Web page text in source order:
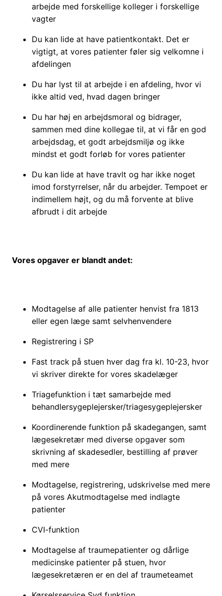
arbejde med forskellige kolleger i forskellige
vagter
Du kan lide at have patientkontakt. Det er
vigtigt, at vores patienter føler sig velkomne i
afdelingen
Du har lyst til at arbejde i en afdeling, hvor vi
ikke altid ved, hvad dagen bringer
Du har høj en arbejdsmoral og bidrager,
sammen med dine kollegae til, at vi får en god
arbejdsdag, et godt arbejdsmiljø og ikke
mindst et godt forløb for vores patienter
Du kan lide at have travlt og har ikke noget
imod forstyrrelser, når du arbejder. Tempoet er
indimellem højt, og du må forvente at blive
afbrudt i dit arbejde
Vores opgaver er blandt andet:
Modtagelse af alle patienter henvist fra 1813
eller egen læge samt selvhenvendere
Registrering i SP
Fast track på stuen hver dag fra kl. 10-23, hvor
vi skriver direkte for vores skadelæger
Triagefunktion i tæt samarbejde med
behandlersygeplejersker/triagesygeplejersker
Koordinerende funktion på skadegangen, samt
lægesekretær med diverse opgaver som
skrivning af skadesedler, bestilling af prøver
med mere
Modtagelse, registrering, udskrivelse med mere
på vores Akutmodtagelse med indlagte
patienter
CVI-funktion
Modtagelse af traumepatienter og dårlige
medicinske patienter på stuen, hvor
lægesekretæren er en del af traumeteamet